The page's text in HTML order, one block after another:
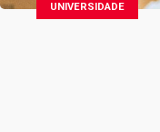
UNIVERSIDADE